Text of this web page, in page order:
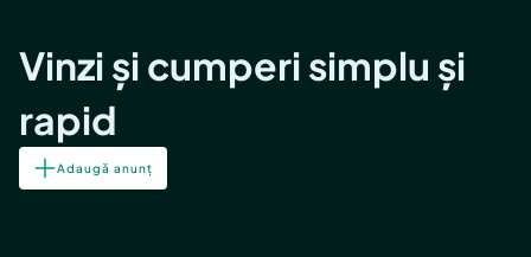
Vinzi și cumperi simplu și
rapid
Adaugă anunț